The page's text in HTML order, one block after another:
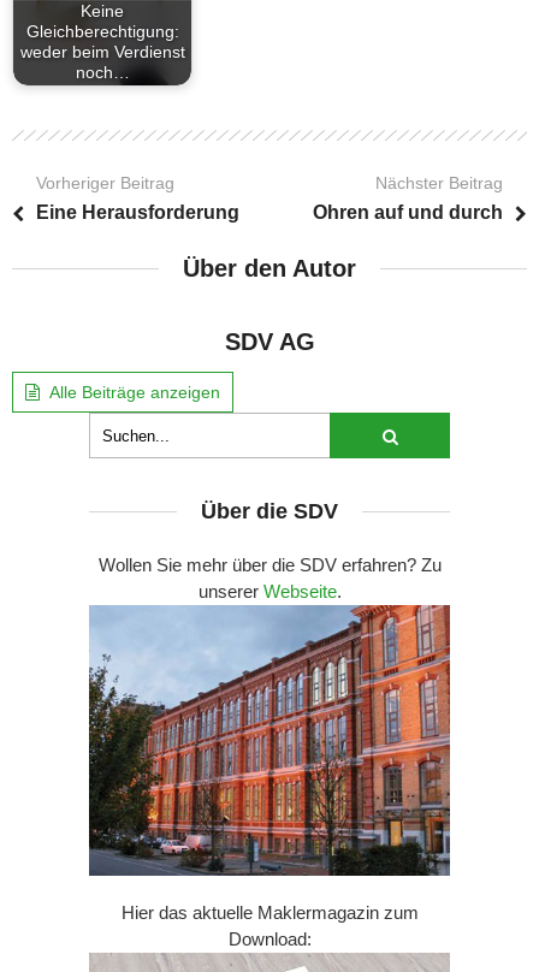
Keine
Gleichberechtigung:
weder beim Verdienst
noch…
Vorheriger Beitrag
Eine Herausforderung
Nächster Beitrag
Ohren auf und durch
Über den Autor
SDV AG
Alle Beiträge anzeigen
Über die SDV
Wollen Sie mehr über die SDV erfahren? Zu
unserer Webseite.
Hier das aktuelle Maklermagazin zum
Download: